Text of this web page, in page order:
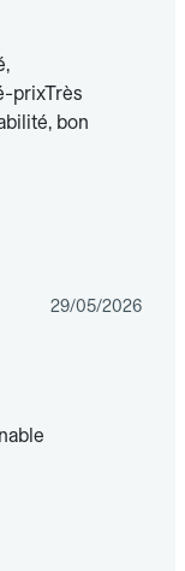
prixTrès
bon
29/05/2026